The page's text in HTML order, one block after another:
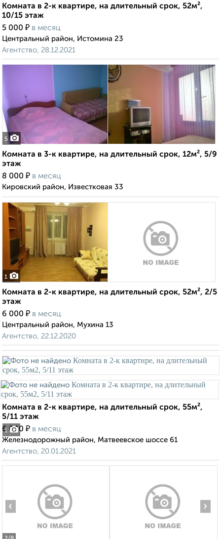
Комната в 2-к квартире, на длительный срок, 52м²,
10/15 этаж
5 000 ₽ в месяц
Центральный район, Истомина 23
Агентство, 28.12.2021
5
Комната в 3-к квартире, на длительный срок, 12м², 5/9
этаж
8 000 ₽ в месяц
Кировский район, Известковая 33
1
Комната в 2-к квартире, на длительный срок, 52м², 2/5
этаж
6 000 ₽ в месяц
Центральный район, Мухина 13
Агентство, 22.12.2020
1
Комната в 2-к квартире, на длительный срок, 55м²,
5/11 этаж
6 000 ₽ в месяц
Железнодорожный район, Матвеевское шоссе 61
Агентство, 20.01.2021
‹ ›